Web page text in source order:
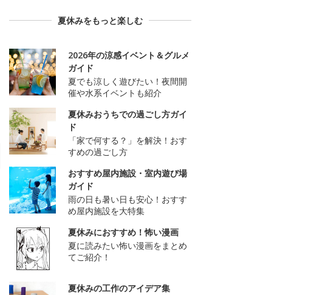
夏休みをもっと楽しむ
2026年の涼感イベント＆グルメ
ガイド
夏でも涼しく遊びたい！夜間開
催や水系イベントも紹介
夏休みおうちでの過ごし方ガイ
ド
「家で何する？」を解決！おす
すめの過ごし方
おすすめ屋内施設・室内遊び場
ガイド
雨の日も暑い日も安心！おすす
め屋内施設を大特集
夏休みにおすすめ！怖い漫画
夏に読みたい怖い漫画をまとめ
てご紹介！
夏休みの工作のアイデア集